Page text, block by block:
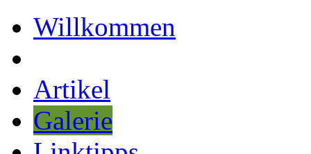
Willkommen
Artikel
Galerie